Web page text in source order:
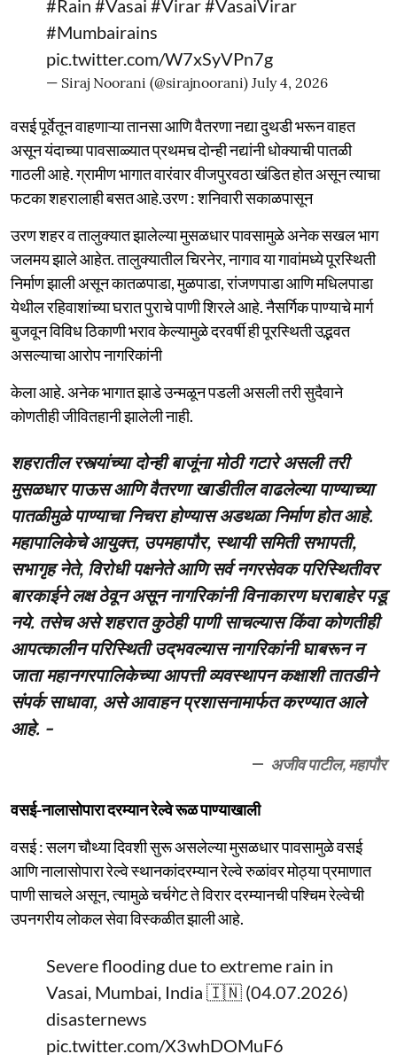
#Rain #Vasai #Virar#VasaiVirar
#Mumbairains
pic.twitter.com/W7xSyVPn7g
— Siraj Noorani (@sirajnoorani) July 4, 2026
वसई पूर्वेतून वाहणाऱ्या तानसा आणि वैतरणा नद्या दुथडी भरून वाहत
असून यंदाच्या पावसाळ्यात प्रथमच दोन्ही नद्यांनी धोक्याची पातळी
गाठली आहे. ग्रामीण भागात वारंवार वीजपुरवठा खंडित होत असून त्याचा
फटका शहरालाही बसत आहे.उरण : शनिवारी सकाळपासून
उरण शहर व तालुक्यात झालेल्या मुसळधार पावसामुळे अनेक सखल भाग
जलमय झाले आहेत. तालुक्यातील चिरनेर, नागाव या गावांमध्ये पूरस्थिती
निर्माण झाली असून कातळपाडा, मुळपाडा, रांजणपाडा आणि मधिलपाडा
येथील रहिवाशांच्या घरात पुराचे पाणी शिरले आहे. नैसर्गिक पाण्याचे मार्ग
बुजवून विविध ठिकाणी भराव केल्यामुळे दरवर्षी ही पूरस्थिती उद्भवत
असल्याचा आरोप नागरिकांनी
केला आहे. अनेक भागात झाडे उन्मळून पडली असली तरी सुदैवाने
कोणतीही जीवितहानी झालेली नाही.
शहरातील रस्त्यांच्या दोन्ही बाजूंना मोठी गटारे असली तरी
मुसळधार पाऊस आणि वैतरणा खाडीतील वाढलेल्या पाण्याच्या
पातळीमुळे पाण्याचा निचरा होण्यास अडथळा निर्माण होत आहे.
महापालिकेचे आयुक्त, उपमहापौर, स्थायी समिती सभापती,
सभागृह नेते, विरोधी पक्षनेते आणि सर्व नगरसेवक परिस्थितीवर
बारकाईने लक्ष ठेवून असून नागरिकांनी विनाकारण घराबाहेर पडू
नये. तसेच असे शहरात कुठेही पाणी साचल्यास किंवा कोणतीही
आपत्कालीन परिस्थिती उद्‌भवल्यास नागरिकांनी घाबरून न
जाता महानगरपालिकेच्या आपत्ती व्यवस्थापन कक्षाशी तातडीने
संपर्क साधावा, असे आवाहन प्रशासनामार्फत करण्यात आले
आहे. -
अजीव पाटील, महापौर
वसई-नालासोपारा दरम्यान रेल्वे रूळ पाण्याखाली
वसई : सलग चौथ्या दिवशी सुरू असलेल्या मुसळधार पावसामुळे वसई
आणि नालासोपारा रेल्वे स्थानकांदरम्यान रेल्वे रुळांवर मोठ्या प्रमाणात
पाणी साचले असून, त्यामुळे चर्चगेट ते विरार दरम्यानची पश्चिम रेल्वेची
उपनगरीय लोकल सेवा विस्कळीत झाली आहे.
Severe flooding due to extreme rain in
Vasai, Mumbai, India 🇮🇳 (04.07.2026)
disasternews
pic.twitter.com/X3whDOMuF6